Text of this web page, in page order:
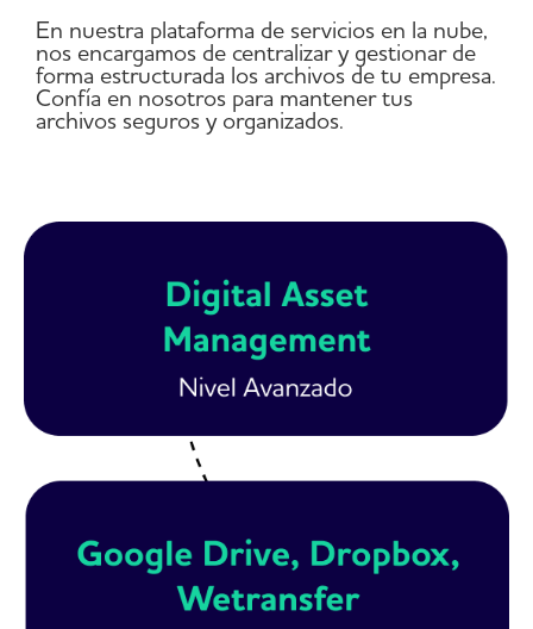
En nuestra plataforma de servicios en la nube,
nos encargamos de centralizar y gestionar de
forma estructurada los archivos de tu empresa.
Confía en nosotros para mantener tus
archivos seguros y organizados.